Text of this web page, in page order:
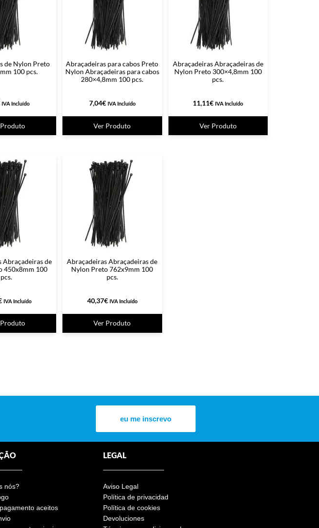
de Nylon Preto
100 pcs.
IVA Incluído
Abraçadeiras para cabos Preto
Nylon Abraçadeiras para cabos
280×4,8mm 100 pcs.
7,04€ IVA Incluído
Ver Produto
Abraçadeiras Abraçadeiras de
Nylon Preto 300×4,8mm 100
pcs.
11,11€ IVA Incluído
Ver Produto
Abraçadeiras de
450x8mm 100
pcs.
IVA Incluído
Abraçadeiras Abraçadeiras de
Nylon Preto 762x9mm 100
pcs.
40,37€ IVA Incluído
Ver Produto
eu me inscrevo
nós?
aceitos
LEGAL
Aviso Legal
Política de privacidad
Política de cookies
Devoluciones